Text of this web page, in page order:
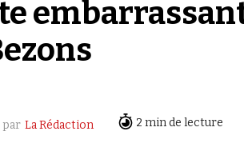
par La Rédaction 2 min de lecture